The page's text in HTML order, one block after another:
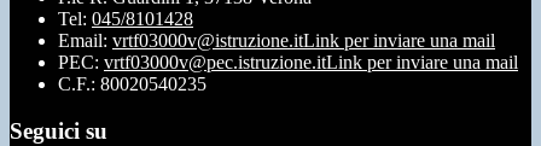
Tel: 045/8101428
Email: vrtf03000v@istruzione.itLink per inviare una mail
PEC: vrtf03000v@pec.istruzione.itLink per inviare una mail
C.F.: 80020540235
Seguici su